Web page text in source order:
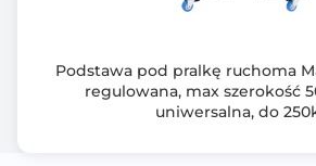
Podstawa pod pralkę ruchoma
regulowana, max szerokość
uniwersalna, do